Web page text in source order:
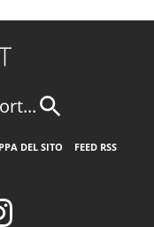
DEL SITO
FEED RSS